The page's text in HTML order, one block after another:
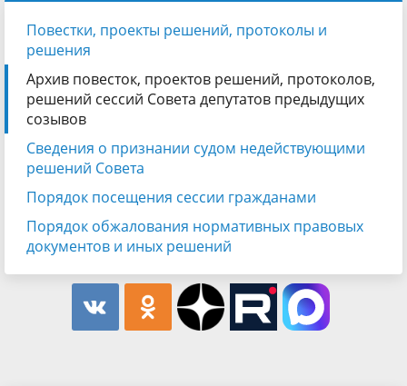
Повестки, проекты решений, протоколы и
решения
Архив повесток, проектов решений, протоколов,
решений сессий Совета депутатов предыдущих
созывов
Сведения о признании судом недействующими
решений Совета
Порядок посещения сессии гражданами
Порядок обжалования нормативных правовых
документов и иных решений